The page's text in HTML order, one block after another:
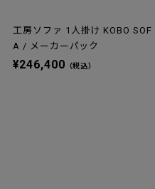
工房ソファ 1人掛け KOBO SOF
A / メーカーパック
¥246,400 （税込）